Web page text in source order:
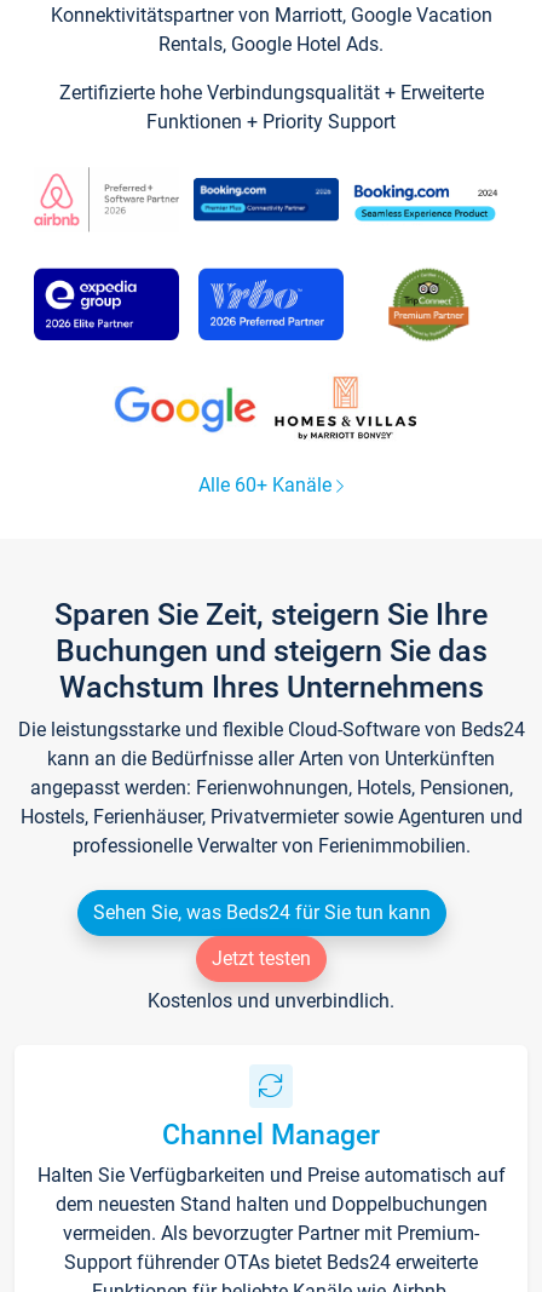
Konnektivitätspartner von Marriott, Google Vacation
Rentals, Google Hotel Ads.
Zertifizierte hohe Verbindungsqualität + Erweiterte
Funktionen + Priority Support
Alle 60+ Kanäle
Sparen Sie Zeit, steigern Sie Ihre
Buchungen und steigern Sie das
Wachstum Ihres Unternehmens
Die leistungsstarke und flexible Cloud-Software von Beds24
kann an die Bedürfnisse aller Arten von Unterkünften
angepasst werden: Ferienwohnungen, Hotels, Pensionen,
Hostels, Ferienhäuser, Privatvermieter sowie Agenturen und
professionelle Verwalter von Ferienimmobilien.
Sehen Sie, was Beds24 für Sie tun kann
Jetzt testen
Kostenlos und unverbindlich.
Channel Manager
Halten Sie Verfügbarkeiten und Preise automatisch auf
dem neuesten Stand halten und Doppelbuchungen
vermeiden. Als bevorzugter Partner mit Premium-
Support führender OTAs bietet Beds24 erweiterte